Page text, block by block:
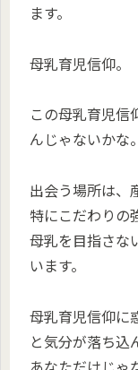
ます。
母乳育児信仰。
この母乳育児信
んじゃないかな。
出会う場所は、
特にこだわりの
母乳を目指さな
います。
母乳育児信仰に
と気分が落ち込